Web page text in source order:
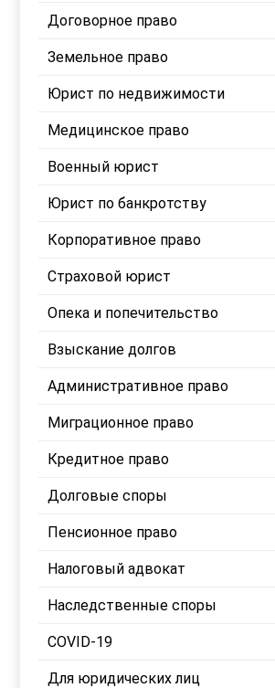
Договорное право
Земельное право
Юрист по недвижимости
Медицинское право
Военный юрист
Юрист по банкротству
Корпоративное право
Страховой юрист
Опека и попечительство
Взыскание долгов
Административное право
Миграционное право
Кредитное право
Долговые споры
Пенсионное право
Налоговый адвокат
Наследственные споры
COVID-19
Для юридических лиц